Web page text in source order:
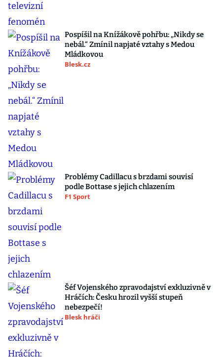
Pospíšil na Knížákově pohřbu: „Nikdy se
nebál.“ Zmínil napjaté vztahy s Medou
Mládkovou
Blesk.cz
Problémy Cadillacu s brzdami souvisí
podle Bottase s jejich chlazením
F1 Sport
Šéf Vojenského zpravodajství exkluzivně v
Hráčích: Česku hrozil vyšší stupeň
nebezpečí!
Blesk hráči